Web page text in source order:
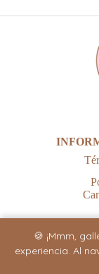
🍪 ¡Mmm,
experiencia. Al